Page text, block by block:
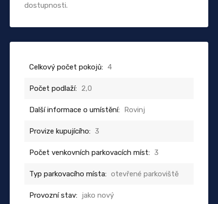
dostupnosti.
Celkový počet pokojů: 4
Počet podlaží: 2,0
Další informace o umístění: Rovinj
Provize kupujícího: 3
Počet venkovních parkovacích míst: 3
Typ parkovacího místa: otevřené parkoviště
Provozní stav: jako nový